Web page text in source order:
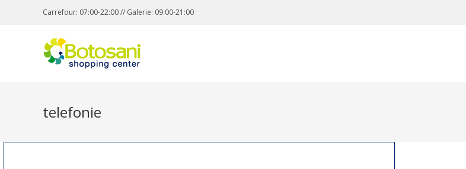
Carrefour: 07:00-22:00 // Galerie: 09:00-21:00
telefonie